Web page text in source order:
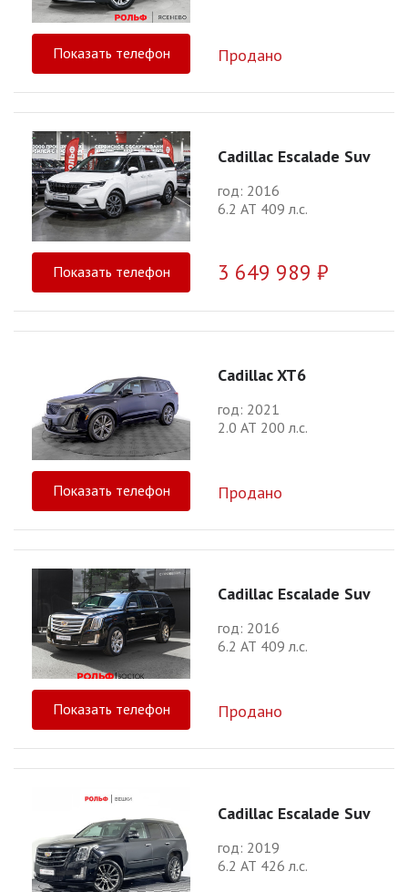
Показать телефон Продано
Cadillac Escalade Suv
год: 2016
6.2 АТ 409 л.с.
Показать телефон 3 649 989 ₽
Cadillac XT6
год: 2021
2.0 АТ 200 л.с.
Показать телефон Продано
Cadillac Escalade Suv
год: 2016
6.2 АТ 409 л.с.
Показать телефон Продано
Cadillac Escalade Suv
год: 2019
6.2 АТ 426 л.с.